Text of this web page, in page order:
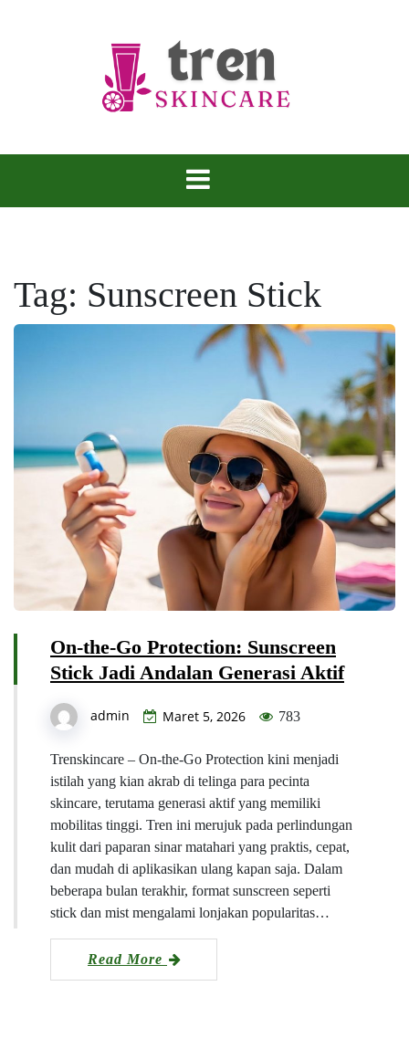
Tren Skincare
Tag: Sunscreen Stick
On-the-Go Protection: Sunscreen
Stick Jadi Andalan Generasi Aktif
admin Maret 5, 2026 783
Trenskincare – On-the-Go Protection kini menjadi
istilah yang kian akrab di telinga para pecinta
skincare, terutama generasi aktif yang memiliki
mobilitas tinggi. Tren ini merujuk pada perlindungan
kulit dari paparan sinar matahari yang praktis, cepat,
dan mudah di aplikasikan ulang kapan saja. Dalam
beberapa bulan terakhir, format sunscreen seperti
stick dan mist mengalami lonjakan popularitas…
Read More